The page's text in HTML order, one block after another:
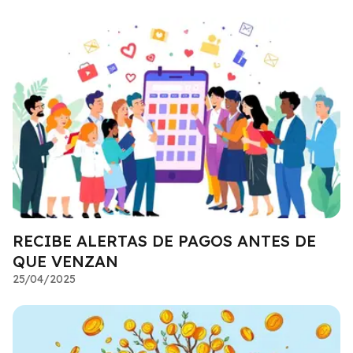
RECIBE ALERTAS DE PAGOS ANTES DE
QUE VENZAN
25/04/2025